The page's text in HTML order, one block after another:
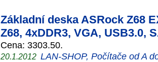
Základní deska ASRock Z68
Z68, 4xDDR3, VGA, USB3.0,
Cena: 3303.50.
20.1.2012 LAN-SHOP, Počítače od A